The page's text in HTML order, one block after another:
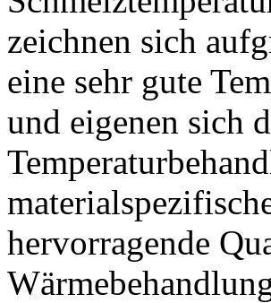
zeichnen sich
eine sehr gute
und eigenen sich
hervorragende